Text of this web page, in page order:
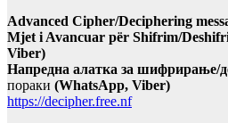
Advanced Cipher/Deciphering
Mjet i Avancuar për Shifrim/
Viber)
Напредна алатка за
пораки (WhatsApp, Viber)
https://decipher.free.nf